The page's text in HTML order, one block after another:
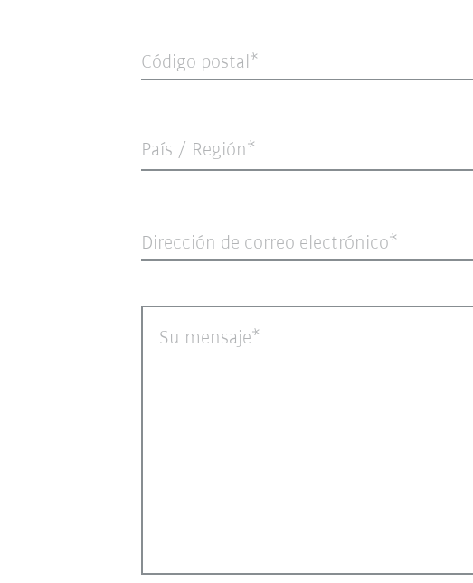
Código postal
País / Región*
Dirección de correo electrónico
Su mensaje